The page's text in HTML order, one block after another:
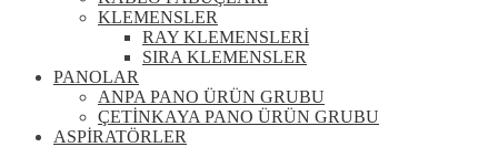
KLEMENSLER
RAY KLEMENSLERİ
SIRA KLEMENSLER
PANOLAR
ANPA PANO ÜRÜN GRUBU
ÇETİNKAYA PANO ÜRÜN GRUBU
ASPİRATÖRLER